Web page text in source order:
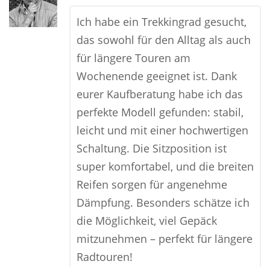
Ich habe ein Trekkingrad gesucht,
das sowohl für den Alltag als auch
für längere Touren am
Wochenende geeignet ist. Dank
eurer Kaufberatung habe ich das
perfekte Modell gefunden: stabil,
leicht und mit einer hochwertigen
Schaltung. Die Sitzposition ist
super komfortabel, und die breiten
Reifen sorgen für angenehme
Dämpfung. Besonders schätze ich
die Möglichkeit, viel Gepäck
mitzunehmen – perfekt für längere
Radtouren!